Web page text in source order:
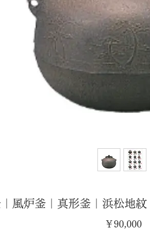
風炉釜｜真形釜｜浜松地
￥90,000価